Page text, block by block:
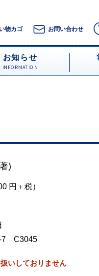
物カゴ お問い合わせ
お知らせ
INFORMATION
)
円＋税）
7 C3045
いしておりません